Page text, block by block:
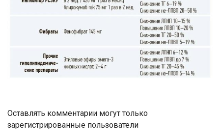
Оставлять комментарии могут только
зарегистрированные пользователи